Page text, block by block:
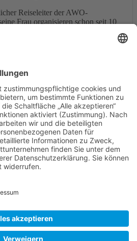
Reiseleiter der AWO-
Frau organisieren schon seit 10
in dieser Zeit 66 Ziele
an dieser Stelle für den Einsatz
Offenbach am Main - Stadt